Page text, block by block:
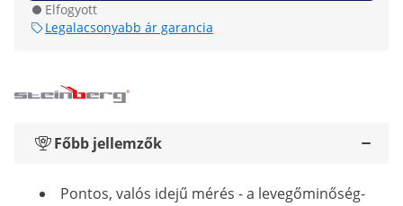
Elfogyott
Legalacsonyabb ár garancia
Főbb jellemzők
Pontos, valós idejű mérés - a levegőminőség-